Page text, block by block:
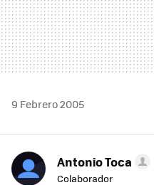
9 Febrero 2005
Antonio Toca
Colaborador